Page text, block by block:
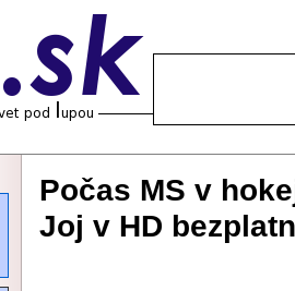
Počas MS v
Joj v HD